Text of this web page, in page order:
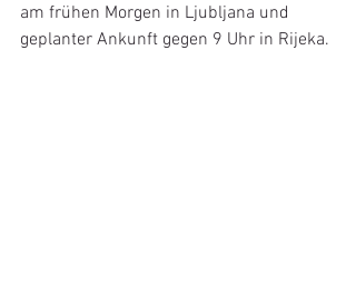
am frühen Morgen in Ljubljana und
geplanter Ankunft gegen 9 Uhr in Rijeka.